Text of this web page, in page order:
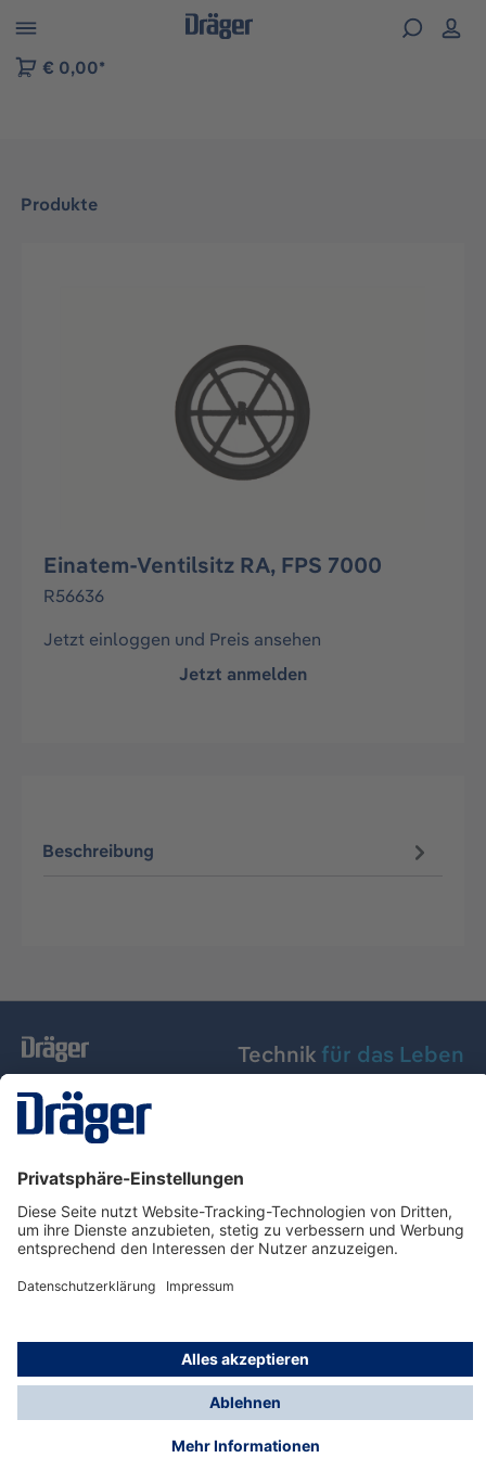
der B2B-Plattform springen
€ 0,00*
Produkte
Einatem-Ventilsitz RA, FPS 7000
R56636
Jetzt einloggen und Preis ansehen
Jetzt anmelden
Beschreibung
Technik für das Leben
Dräger Austria GmbH
Über Dräger
Informationen
© Dräger Austria GmbH, 2024
* Alle Preise exkl. gesetzl. Mehrwertsteuer zzgl.
Versandkosten und ggf. Nachnahmegebühren, wenn
nicht anders angegeben.